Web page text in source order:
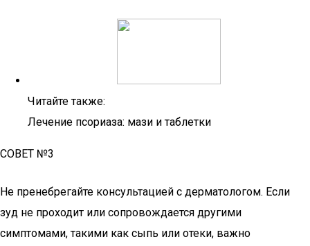
Читайте также:
Лечение псориаза: мази и таблетки
СОВЕТ №3
Не пренебрегайте консультацией с дерматологом. Если
зуд не проходит или сопровождается другими
симптомами, такими как сыпь или отеки, важно